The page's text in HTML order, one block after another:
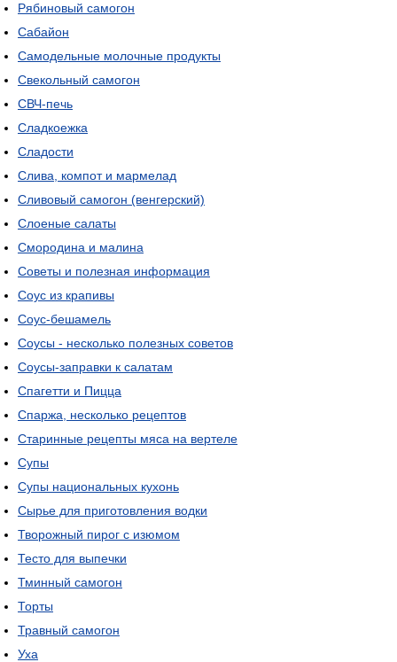
Рябиновый самогон
Сабайон
Самодельные молочные продукты
Свекольный самогон
СВЧ-печь
Сладкоежка
Сладости
Слива, компот и мармелад
Сливовый самогон (венгерский)
Слоеные салаты
Смородина и малина
Советы и полезная информация
Соус из крапивы
Соус-бешамель
Соусы - несколько полезных советов
Соусы-заправки к салатам
Спагетти и Пицца
Спаржа, несколько рецептов
Старинные рецепты мяса на вертеле
Супы
Супы национальных кухонь
Сырье для приготовления водки
Творожный пирог с изюмом
Тесто для выпечки
Тминный самогон
Торты
Травный самогон
Уха